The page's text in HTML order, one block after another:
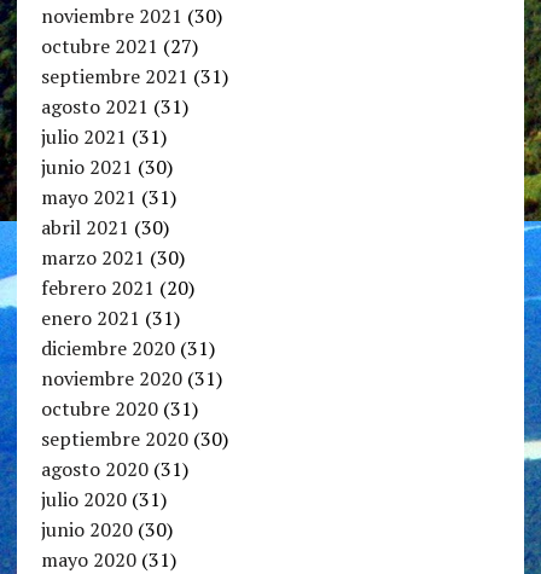
noviembre 2021 (30)
octubre 2021 (27)
septiembre 2021 (31)
agosto 2021 (31)
julio 2021 (31)
junio 2021 (30)
mayo 2021 (31)
abril 2021 (30)
marzo 2021 (30)
febrero 2021 (20)
enero 2021 (31)
diciembre 2020(31)
noviembre 2020(31)
octubre 2020(31)
septiembre 2020(30)
agosto 2020(31)
julio 2020(31)
junio 2020(30)
mayo 2020(31)